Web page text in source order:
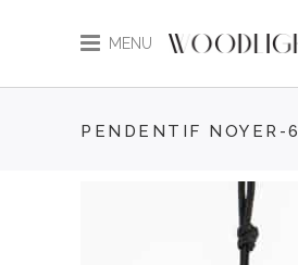
MENU
PENDENTIF NOYER-6